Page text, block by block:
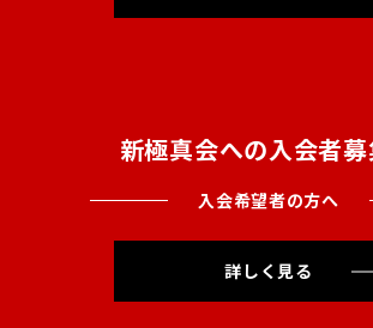
新極真会への入会者募
入会希望者の方へ
詳しく見る